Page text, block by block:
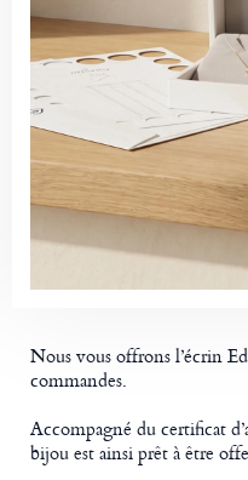
Nous vous offrons l’écrin
commandes.
Accompagné du certificat
bijou est ainsi prêt à être